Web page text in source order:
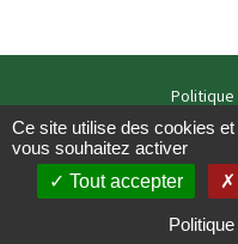
Copyright /
Ce site utilise des cookies
vous souhaitez activer
Tout accepter